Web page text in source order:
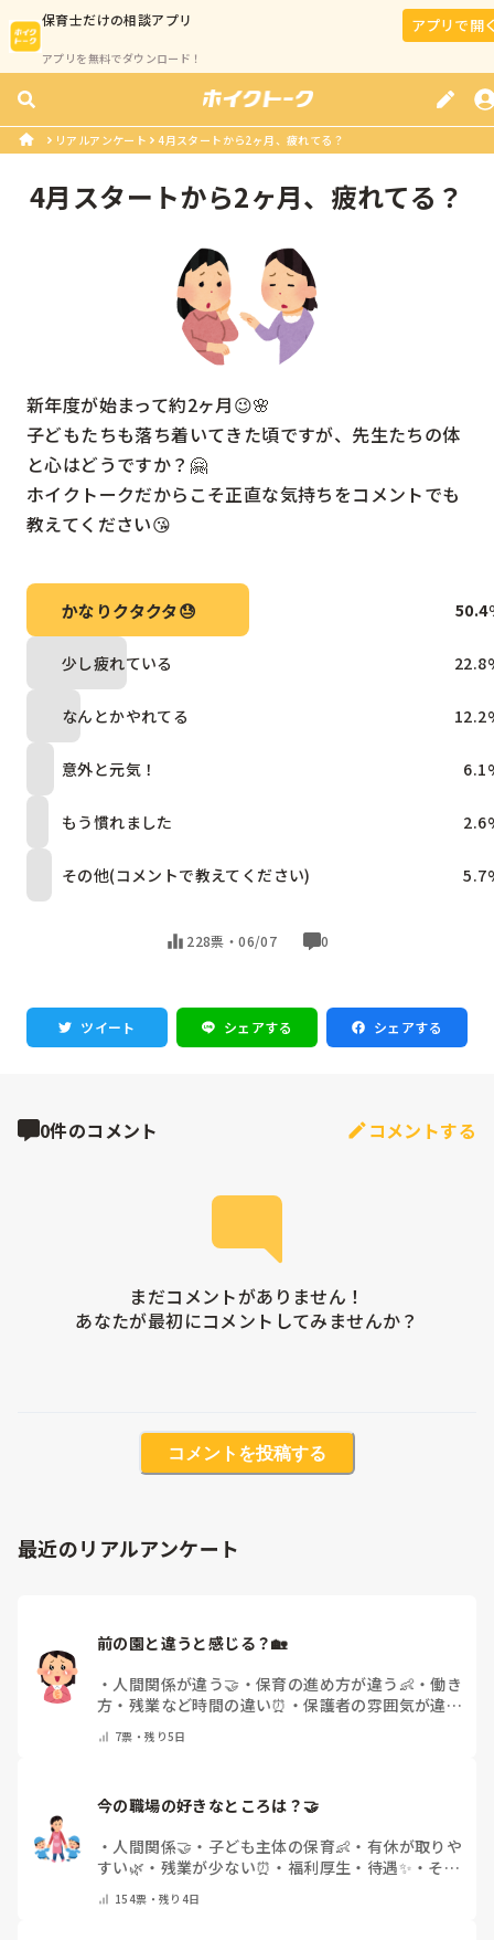
保育士だけの相談アプリ
アプリを無料でダウンロード！
アプリで開
リアルアンケート 4月スタートから2ヶ月、疲れてる？
4月スタートから2ヶ月、疲れてる？
新年度が始まって約2ヶ月😉🌸
子どもたちも落ち着いてきた頃ですが、先生たちの体
と心はどうですか？🤗
ホイクトークだからこそ正直な気持ちをコメントでも
教えてください😘
かなりクタクタ😓 50.4
少し疲れている 22.8
なんとかやれてる 12.2
意外と元気！ 6.1
もう慣れました 2.6
その他(コメントで教えてください) 5.7
228票・06/07 0
ツイート シェアする シェアする
0件のコメント コメントする
まだコメントがありません！
あなたが最初にコメントしてみませんか？
コメントを投稿する
最近のリアルアンケート
前の園と違うと感じる？🏡
・ 人間関係が違う🤝 ・ 保育の進め方が違う👶 ・働き
方・残業など時間の違い⏰ ・保護者の雰囲気が違う
💬
給料が違う
で教えてください)
7票・残り5日
・ 人間関係🤝 ・ 子ども主体の保育👶 ・ 有休が取りや
すい🌿 ・ 残業が少ない⏰ ・ 福利厚生・待遇✨ ・ その
他(コメントで教えてください)
154票・残り4日